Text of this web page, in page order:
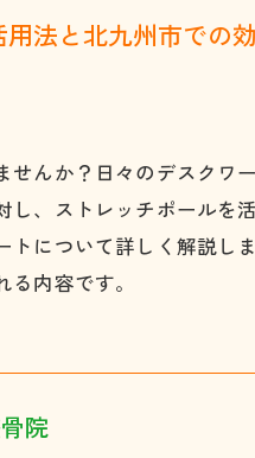
法と北九州市での
んか？日々のデスク
、ストレッチポール
について詳しく解説
内容です。
院